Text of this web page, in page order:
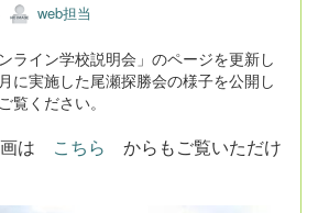
web担当
ライン学校説明会」のページを更新し
に実施した尾瀬探勝会の様子を公開し
覧ください。
は こちら からもご覧いただけ